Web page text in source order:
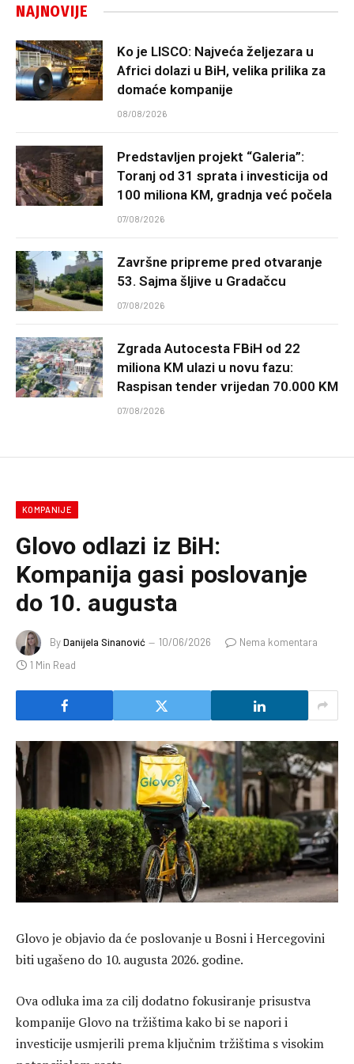
NAJNOVIJE
Ko je LISCO: Najveća željezara u
Africi dolazi u BiH, velika prilika za
domaće kompanije
08/08/2026
Predstavljen projekt “Galeria”:
Toranj od 31 sprata i investicija od
100 miliona KM, gradnja već počela
07/08/2026
Završne pripreme pred otvaranje
53. Sajma šljive u Gradačcu
07/08/2026
Zgrada Autocesta FBiH od 22
miliona KM ulazi u novu fazu:
Raspisan tender vrijedan 70.000 KM
07/08/2026
KOMPANIJE
Glovo odlazi iz BiH:
Kompanija gasi poslovanje
do 10. augusta
ByDanijela Sinanović 10/06/2026
Nema komentara
1 Min Read
Glovo je objavio da će poslovanje u Bosni i Hercegovini
biti ugašeno do 10. augusta 2026. godine.
Ova odluka ima za cilj dodatno fokusiranje prisustva
kompanije Glovo na tržištima kako bi se napori i
investicije usmjerili prema ključnim tržištima s visokim